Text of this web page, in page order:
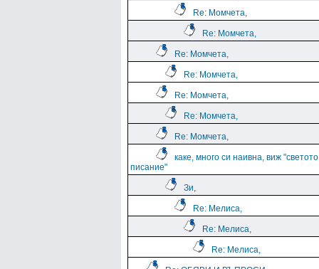
Re: Момчета,
Re: Момчета,
Re: Момчета,
Re: Момчета,
Re: Момчета,
Re: Момчета,
Re: Момчета,
каке, много си наивна, виж "светото
писание"
Зи,
Re: Мелиса,
Re: Мелиса,
Re: Мелиса,